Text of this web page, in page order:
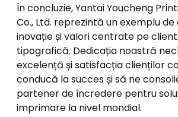
În concluzie, Yantai Youcheng
Co., Ltd. reprezintă un exemplu
inovație și valori centrate pe
tipografică. Dedicația noastră
excelență și satisfacția clienților
conducă la succes și să ne
partener de încredere pentru
imprimare la nivel mondial.